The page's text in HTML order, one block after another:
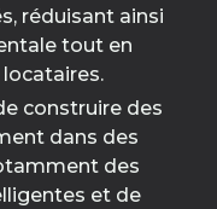
réduisant ainsi
tout en
construire des
dans des
des
et de